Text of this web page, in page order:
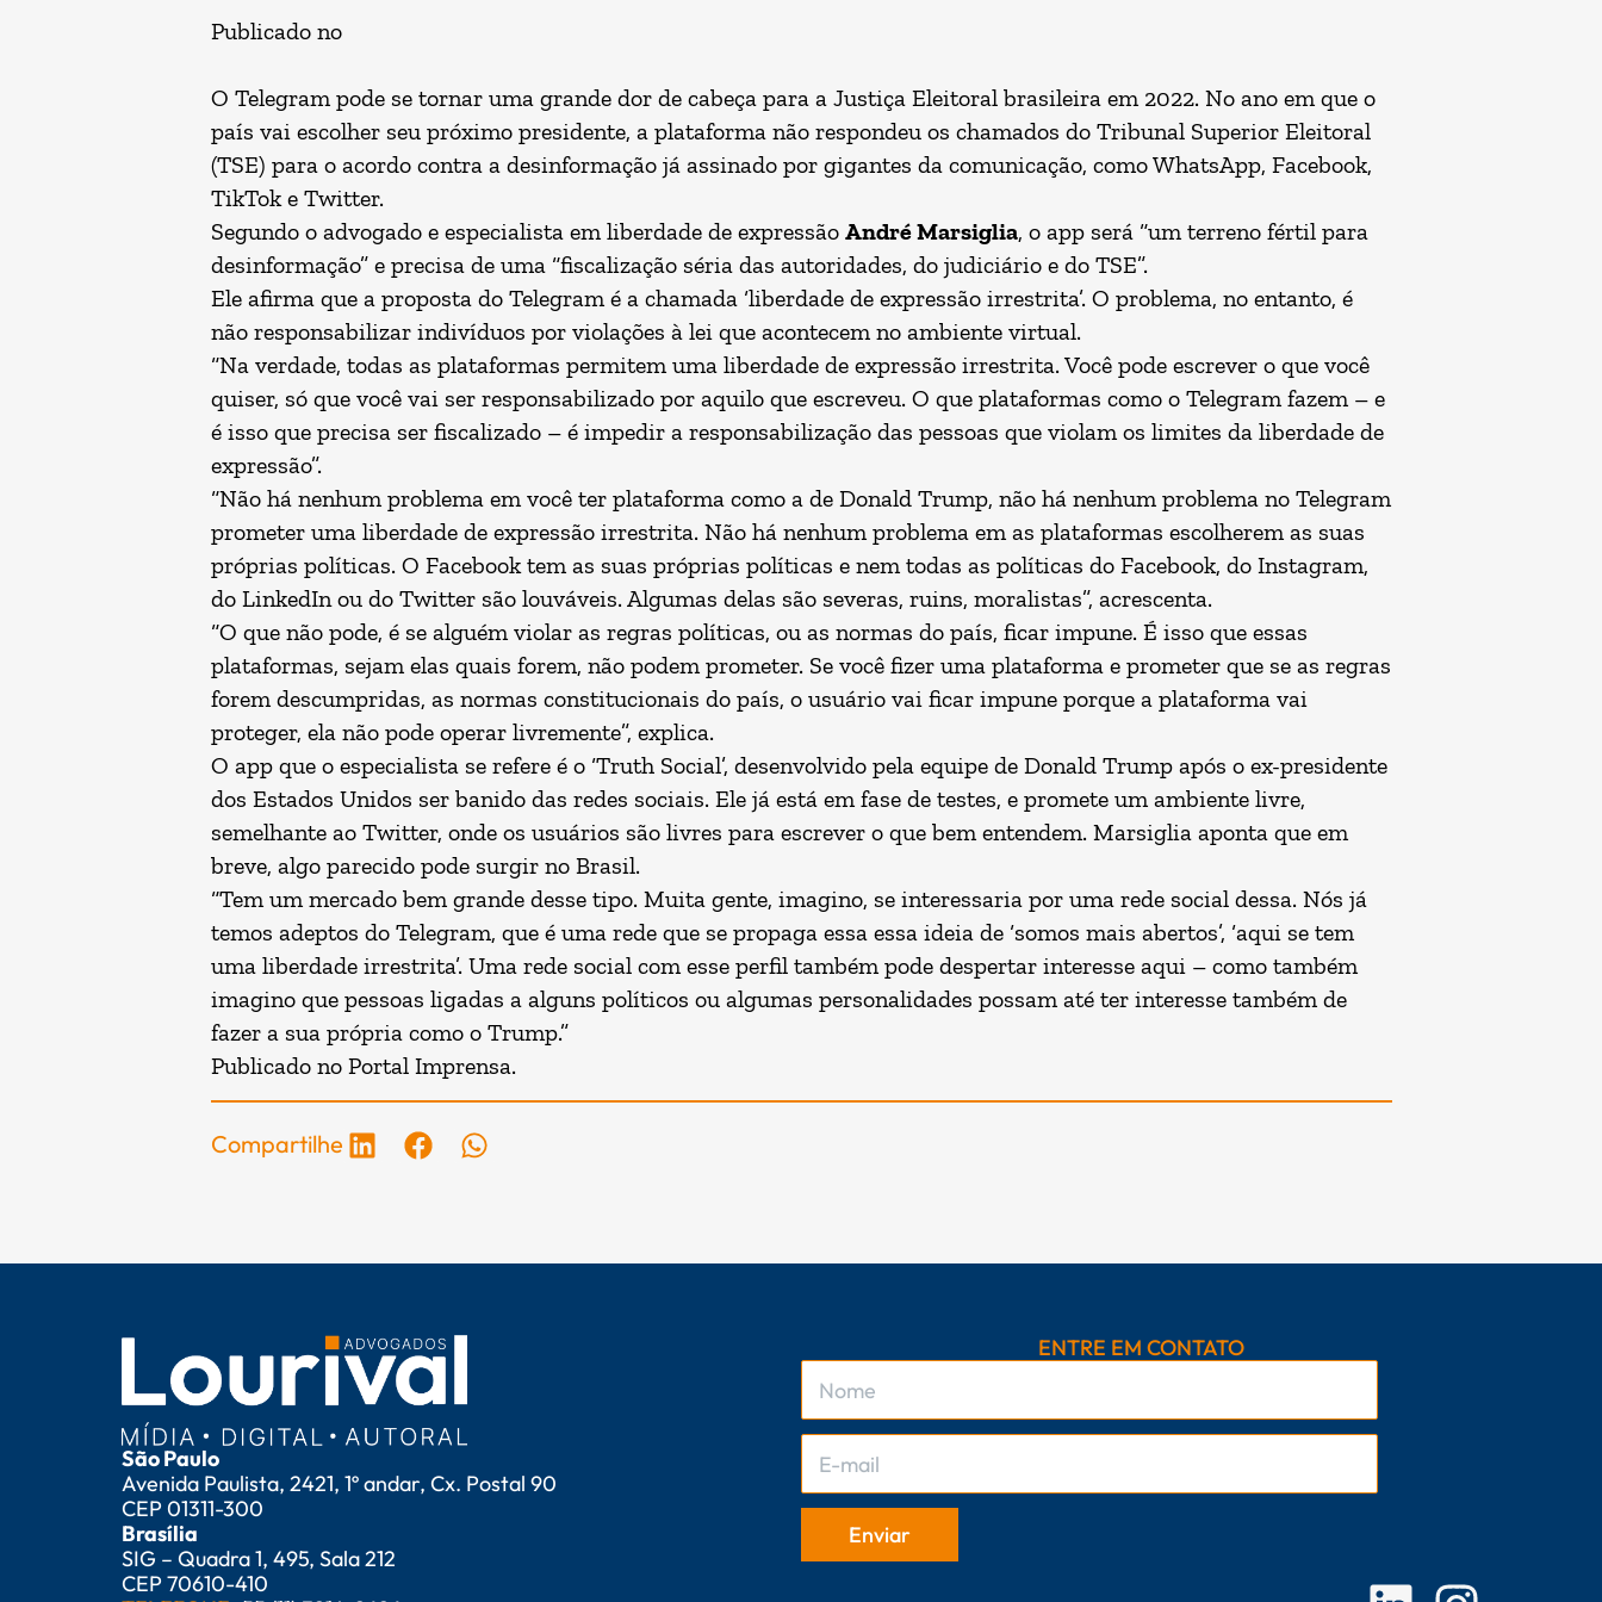
Publicado no
O Telegram pode se tornar uma grande dor de cabeça para a Justiça Eleitoral brasileira em 2022. No ano em que o
país vai escolher seu próximo presidente, a plataforma não respondeu os chamados do Tribunal Superior Eleitoral
(TSE) para o acordo contra a desinformação já assinado por gigantes da comunicação, como WhatsApp, Facebook,
TikTok e Twitter.
Segundo o advogado e especialista em liberdade de expressão André Marsiglia, o app será “um terreno fértil para
desinformação” e precisa de uma “fiscalização séria das autoridades, do judiciário e do TSE”.
Ele afirma que a proposta do Telegram é a chamada ‘liberdade de expressão irrestrita’. O problema, no entanto, é
não responsabilizar indivíduos por violações à lei que acontecem no ambiente virtual.
“Na verdade, todas as plataformas permitem uma liberdade de expressão irrestrita. Você pode escrever o que você
quiser, só que você vai ser responsabilizado por aquilo que escreveu. O que plataformas como o Telegram fazem – e
é isso que precisa ser fiscalizado – é impedir a responsabilização das pessoas que violam os limites da liberdade de
expressão”.
“Não há nenhum problema em você ter plataforma como a de Donald Trump, não há nenhum problema no Telegram
prometer uma liberdade de expressão irrestrita. Não há nenhum problema em as plataformas escolherem as suas
próprias políticas. O Facebook tem as suas próprias políticas e nem todas as políticas do Facebook, do Instagram,
do LinkedIn ou do Twitter são louváveis. Algumas delas são severas, ruins, moralistas”, acrescenta.
“O que não pode, é se alguém violar as regras políticas, ou as normas do país, ficar impune. É isso que essas
plataformas, sejam elas quais forem, não podem prometer. Se você fizer uma plataforma e prometer que se as regras
forem descumpridas, as normas constitucionais do país, o usuário vai ficar impune porque a plataforma vai
proteger, ela não pode operar livremente”, explica.
O app que o especialista se refere é o ‘Truth Social’, desenvolvido pela equipe de Donald Trump após o ex-presidente
dos Estados Unidos ser banido das redes sociais. Ele já está em fase de testes, e promete um ambiente livre,
semelhante ao Twitter, onde os usuários são livres para escrever o que bem entendem. Marsiglia aponta que em
breve, algo parecido pode surgir no Brasil.
“Tem um mercado bem grande desse tipo. Muita gente, imagino, se interessaria por uma rede social dessa. Nós já
temos adeptos do Telegram, que é uma rede que se propaga essa essa ideia de ‘somos mais abertos’, ‘aqui se tem
uma liberdade irrestrita’. Uma rede social com esse perfil também pode despertar interesse aqui – como também
imagino que pessoas ligadas a alguns políticos ou algumas personalidades possam até ter interesse também de
fazer a sua própria como o Trump.”
Publicado no Portal Imprensa.
Compartilhe
São Paulo
Avenida Paulista, 2421, 1º andar, Cx. Postal 90
CEP 01311-300
Brasília
SIG – Quadra 1, 495, Sala 212
CEP 70610-410
ENTRE EM CONTATO